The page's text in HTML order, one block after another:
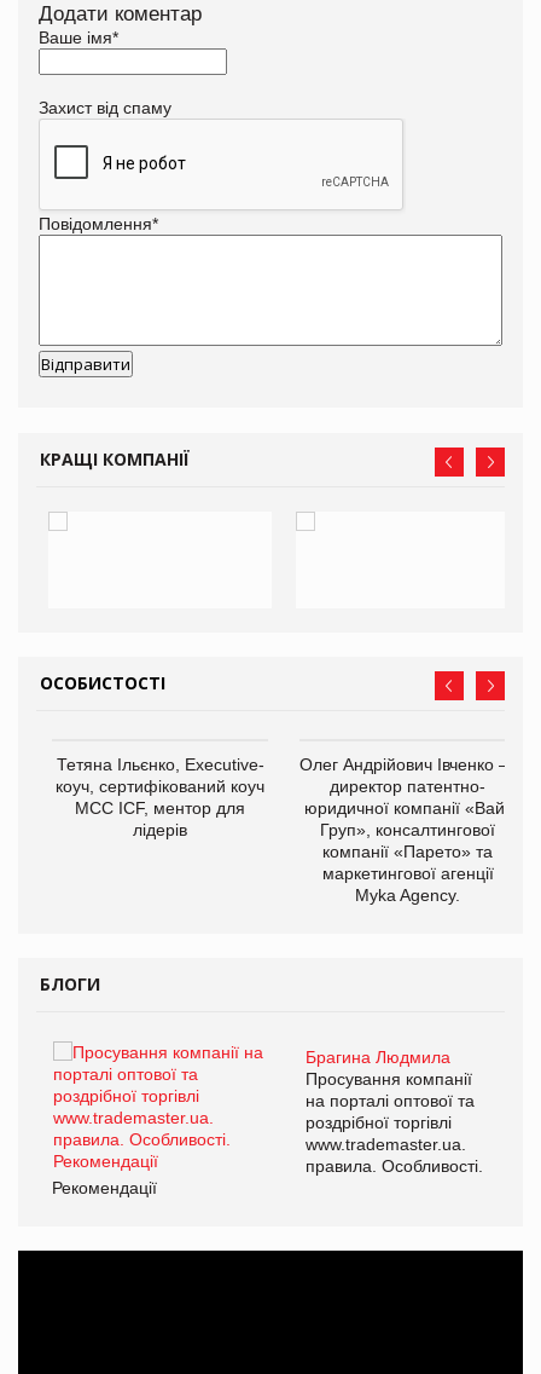
Додати коментар
Ваше імя*
Захист від спаму
Повідомлення*
КРАЩІ КОМПАНІЇ
ОСОБИСТОСТІ
Тетяна Ільєнко, Executive-
коуч, сертифікований коуч
МСС ICF, ментор для
лідерів
Олег Андрійович Івченко —
директор патентно-
юридичної компанії «Вайз
Груп», консалтингової
компанії «Парето» та
маркетингової агенції
Myka Agency.
БЛОГИ
Брагина Людмила
Просування компанії
на порталі оптової та
роздрібної торгівлі
www.trademaster.ua.
правила. Особливості.
Рекомендації